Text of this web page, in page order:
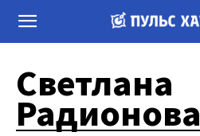
Светлана
Радионова